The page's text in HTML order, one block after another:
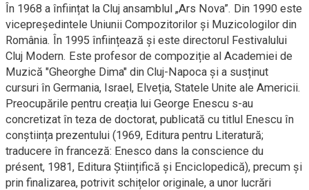
În 1968 a înființat la Cluj ansamblul „Ars Nova”. Din 1990 este
vicepreședintele Uniunii Compozitorilor și Muzicologilor din
România. În 1995 înființează și este directorul Festivalului
Cluj Modern. Este profesor de compoziție al Academiei de
Muzică "Gheorghe Dima" din Cluj-Napoca și a susținut
cursuri în Germania, Israel, Elveția, Statele Unite ale Americii.
Preocupările pentru creația lui George Enescu s-au
concretizat în teza de doctorat, publicată cu titlul Enescu în
conștiința prezentului (1969, Editura pentru Literatură;
traducere în franceză: Enesco dans la conscience du
présent, 1981, Editura Științifică și Enciclopedică), precum și
prin finalizarea, potrivit schițelor originale, a unor lucrări